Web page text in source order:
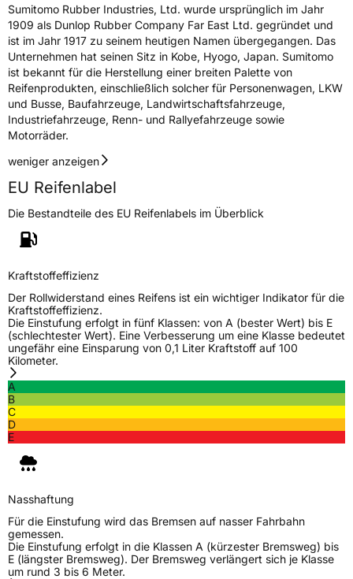
SchlauchtypTL
ZustandNeureifen
FelgenschutzMFS
EU Label
EffizienzD
Rollgeräusch (Klasse)
Rollgeräusch (dB)
FahrzeugklasseC1
3PMSF / Schneeflockensymbol / Alpine-SymbolNein
Eisgrip
Allgemeine Produktsicherheit (GPSR)
Herstellerkontakt
Sumitomo Rubber Industries, Ltd. wurde ursprünglich im Jahr
1909 als Dunlop Rubber Company Far East Ltd. gegründet und
ist im Jahr 1917 zu seinem heutigen Namen übergegangen. Das
Unternehmen hat seinen Sitz in Kobe, Hyogo, Japan. Sumitomo
ist bekannt für die Herstellung einer breiten Palette von
Reifenprodukten, einschließlich solcher für Personenwagen, LKW
und Busse, Baufahrzeuge, Landwirtschaftsfahrzeuge,
Industriefahrzeuge, Renn- und Rallyefahrzeuge sowie
Motorräder.
weniger anzeigen
EU Reifenlabel
Die Bestandteile des EU Reifenlabels im Überblick
Kraftstoffeffizienz
Der Rollwiderstand eines Reifens ist ein wichtiger Indikator für die
Kraftstoffeffizienz.
Die Einstufung erfolgt in fünf Klassen: von A (bester Wert) bis E
(schlechtester Wert). Eine Verbesserung um eine Klasse bedeutet
ungefähr eine Einsparung von 0,1 Liter Kraftstoff auf 100
Kilometer.
A
B
C
D
E
Nasshaftung
Für die Einstufung wird das Bremsen auf nasser Fahrbahn
gemessen.
Die Einstufung erfolgt in die Klassen A (kürzester Bremsweg) bis
E (längster Bremsweg). Der Bremsweg verlängert sich je Klasse
um rund 3 bis 6 Meter.